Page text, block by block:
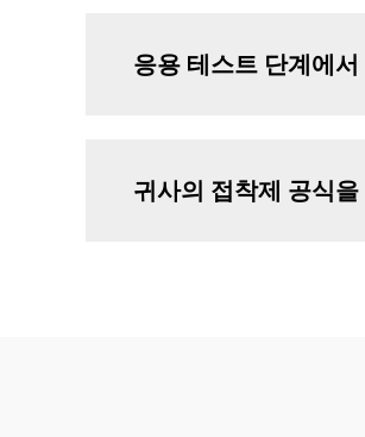
응용 테스트 단계에
귀사의 접착제 공식